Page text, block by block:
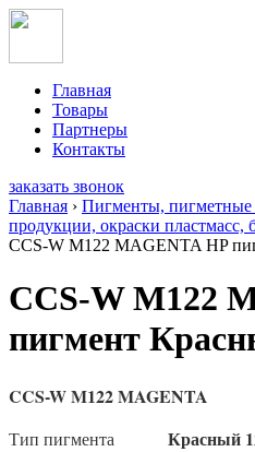
Главная
Товары
Партнеры
Контакты
заказать звонок
Главная › Пигменты, пигметные
продукции, окраски пластмасс,
CCS-W M122 MAGENTA HP
CCS-W M122
пигмент
CCS-WM122MAGENTA
Тип пигмента Красный